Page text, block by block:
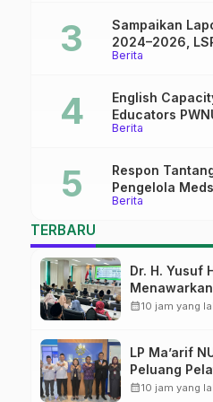
Berita
Sampaikan
2024–2026,
Mantapkan
Berita
English
Educators
Batch#4;
Berita
Respon
Pengelola
Pekalongan
TERBARU
Dr. H. Yusuf
Diversifikasi,
calendar_month10 jam yang
LP Ma’arif
Peluang
bagi Lulusan
calendar_month10 jam yang